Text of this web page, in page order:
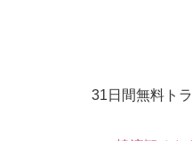
31日間無料ト